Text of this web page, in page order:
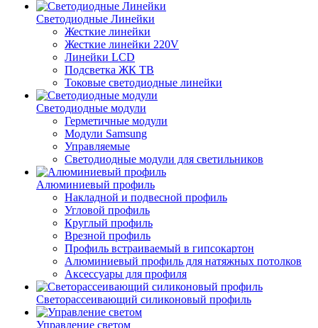
Светодиодные Линейки
Жесткие линейки
Жесткие линейки 220V
Линейки LCD
Подсветка ЖК ТВ
Токовые светодиодные линейки
Светодиодные модули
Герметичные модули
Модули Samsung
Управляемые
Светодиодные модули для светильников
Алюминиевый профиль
Накладной и подвесной профиль
Угловой профиль
Круглый профиль
Врезной профиль
Профиль встраиваемый в гипсокартон
Алюминиевый профиль для натяжных потолков
Аксессуары для профиля
Светорассеивающий силиконовый профиль
Управление светом